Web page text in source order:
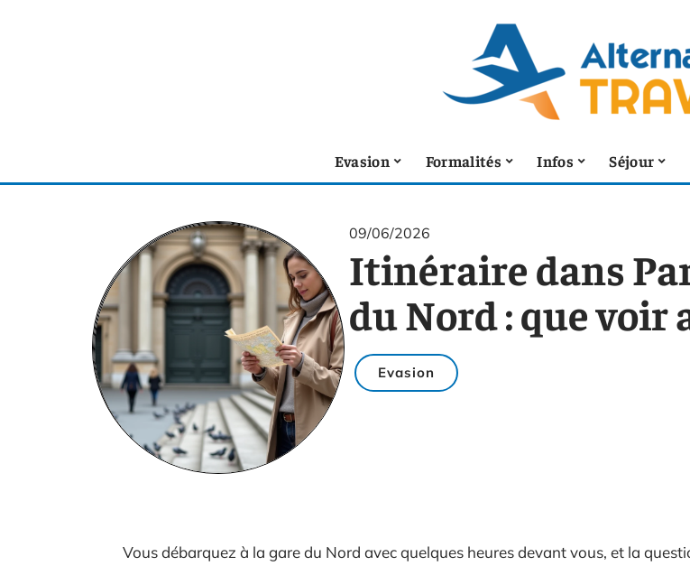
Evasion Formalités Infos Séjour
09/06/2026
Itinéraire dans
du Nord : que voir
Evasion
Vous débarquez à la gare du Nord avec quelques heures devant vous, et la